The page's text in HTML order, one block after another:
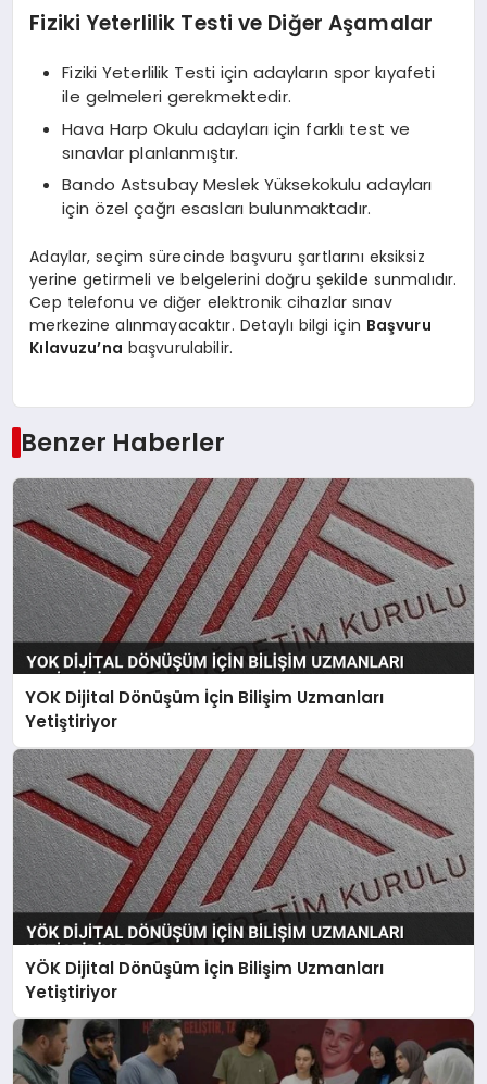
Fiziki Yeterlilik Testi ve Diğer Aşamalar
Fiziki Yeterlilik Testi için adayların spor kıyafeti
ile gelmeleri gerekmektedir.
Hava Harp Okulu adayları için farklı test ve
sınavlar planlanmıştır.
Bando Astsubay Meslek Yüksekokulu adayları
için özel çağrı esasları bulunmaktadır.
Adaylar, seçim sürecinde başvuru şartlarını eksiksiz
yerine getirmeli ve belgelerini doğru şekilde sunmalıdır.
Cep telefonu ve diğer elektronik cihazlar sınav
merkezine alınmayacaktır. Detaylı bilgi için Başvuru
Kılavuzu’na başvurulabilir.
Benzer Haberler
YOK Dijital Dönüşüm İçin Bilişim Uzmanları
Yetiştiriyor
YÖK Dijital Dönüşüm İçin Bilişim Uzmanları
Yetiştiriyor